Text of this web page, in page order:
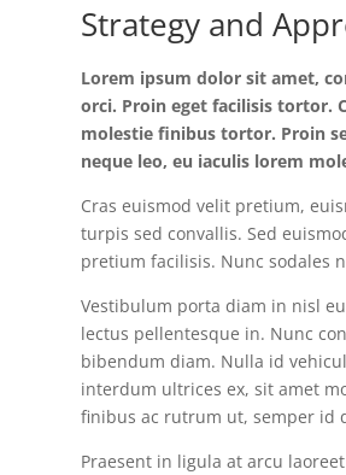
Strategy and
Lorem ipsum dolor sit amet,
orci. Proin eget facilisis tortor.
molestie finibus tortor. Proin
neque leo, eu iaculis lorem
Cras euismod velit pretium,
turpis sed convallis. Sed
pretium facilisis. Nunc sodales
Vestibulum porta diam in nisl
lectus pellentesque in. Nunc
bibendum diam. Nulla id
interdum ultrices ex, sit amet
finibus ac rutrum ut, semper id
Praesent in ligula at arcu